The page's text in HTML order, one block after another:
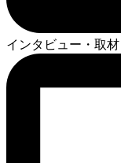
インタビュー・取材